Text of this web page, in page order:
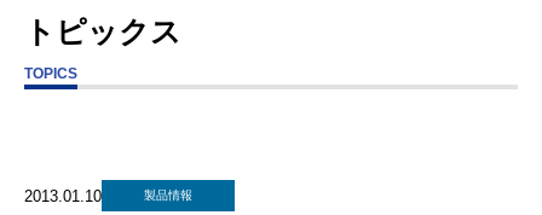
トピックス
TOPICS
2013.01.10 製品情報